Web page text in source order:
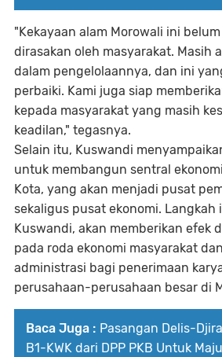
"Kekayaan alam Morowali ini
dirasakan oleh masyarakat. Masih
dalam pengelolaannya, dan ini
perbaiki. Kami juga siap
kepada masyarakat yang masih
keadilan," tegasnya.
Selain itu, Kuswandi
untuk membangun sentral
Kota, yang akan menjadi pusat
sekaligus pusat ekonomi. Langkah
Kuswandi, akan memberikan efek
pada roda ekonomi masyarakat
administrasi bagi penerimaan
perusahaan-perusahaan besar di
Baca Juga : Pasangan Delis-
B1-KWK dari DPP PKB Untuk